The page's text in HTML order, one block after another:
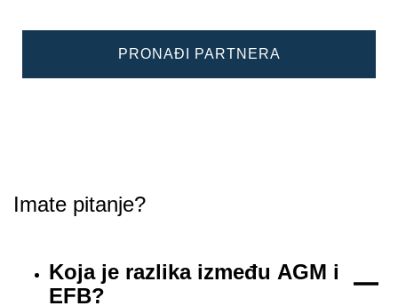
PRONAĐI PARTNERA
Imate pitanje?
Koja je razlika između AGM i
EFB?